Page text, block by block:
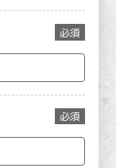
必須
必須